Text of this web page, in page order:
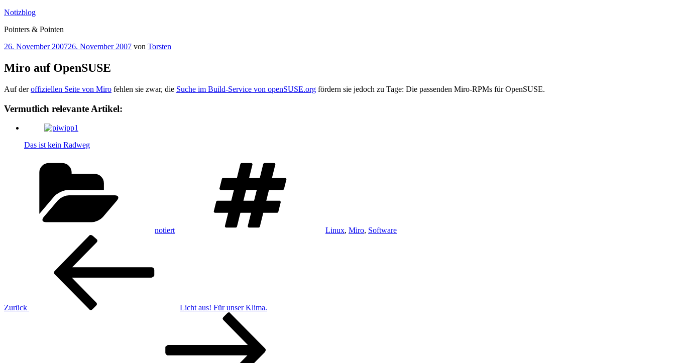
Zum
springen
Notizblog
Pointers & Pointen
Veröffentlicht
26. November 200726. November 2007 von Torsten
Miro auf OpenSUSE
Auf deroffiziellen Seite von Miro fehlen sie zwar, die Suche im Build-Service von openSUSE.org fördern sie jedoch zu Tage: Die passenden Miro-RPMs für OpenSUSE.
Vermutlich relevante Artikel:
Das ist kein Radweg
notiert Linux, Miro, Software
Beitragsnavigation
Zurück
Licht aus! Für unser Klima.